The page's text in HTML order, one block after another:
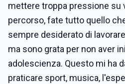
mettere troppa pressione su
percorso, fate tutto quello
sempre desiderato di
ma sono grata per non aver
adolescienza. Questo mi ha
praticare sport, musica,